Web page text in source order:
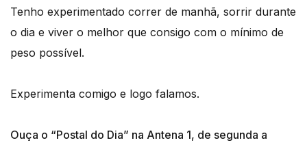
Tenho experimentado correr de manhã, sorrir durante
o dia e viver o melhor que consigo com o mínimo de
peso possível.
Experimenta comigo e logo falamos.
Ouça o “Postal do Dia” na Antena 1, de segunda a